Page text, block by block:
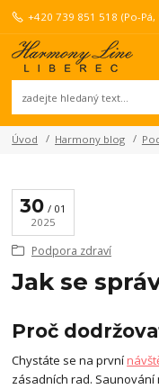
+420 739 851 518 (Po-
Úvod Harmony blog
30
01
2025
Podpora zdraví
Jak se
Proč
Chystáte se na první
zásadních rad.